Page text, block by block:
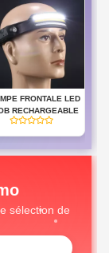
FRONTALE LED
RECHARGEABLE
(0)
sélection de